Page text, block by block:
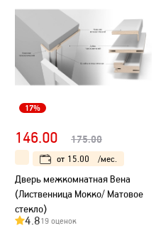
17%
146.00 175.00
от 15.00 /мес.
Дверь межкомнатная Вена
(Лиственница Мокко/ Матовое
стекло)
4.819 оценок